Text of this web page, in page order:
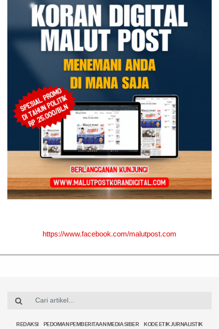
https://www.facebook.com/malutpost.com
REDAKSI PEDOMAN PEMBERITAAN MEDIA SIBER KODE ETIK JURNALISTIK